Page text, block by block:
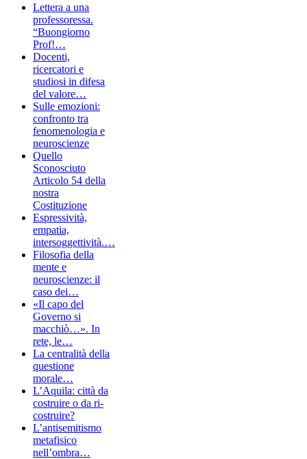
Lettera a una
professoressa.
“Buongiorno
Prof!…
Docenti,
ricercatori e
studiosi in difesa
del valore…
Sulle emozioni:
confronto tra
fenomenologia e
neuroscienze
Quello
Sconosciuto
Articolo 54 della
nostra
Costituzione
Espressività,
empatia,
intersoggettività.…
Filosofia della
mente e
neuroscienze: il
caso dei…
«Il capo del
Governo si
macchiò…». In
rete, le…
La centralità della
questione
morale…
L’Aquila: città da
costruire o da ri-
costruire?
L’antisemitismo
metafisico
nell’ombra…